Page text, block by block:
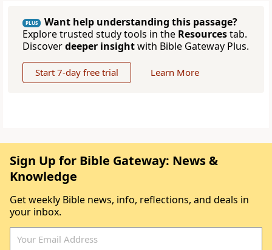
PLUS
Want help understanding this passage?
Explore trusted study tools in the Resourcestab.
Discoverdeeper insightwith Bible Gateway Plus.
Start 7-day free trial Learn More
Sign Up for Bible Gateway: News &
Knowledge
Get weekly Bible news, info, reflections, and deals in
your inbox.